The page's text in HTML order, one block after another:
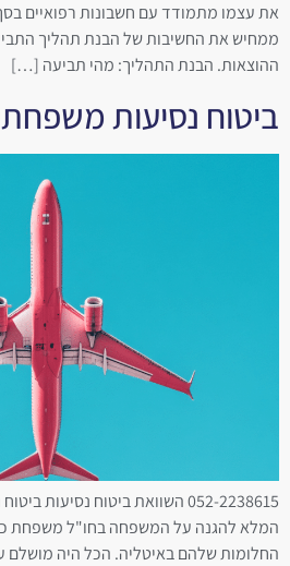
את עצמו מתמודד עם חשבונות רפואיים
ממחיש את החשיבות של הבנת תהליך
ההוצאות. הבנת התהליך: מהי תביעה […]
ביטוח נסיעות
052-2238615 השוואת ביטוח
המלא להגנה על המשפחה בחו"ל משפחת